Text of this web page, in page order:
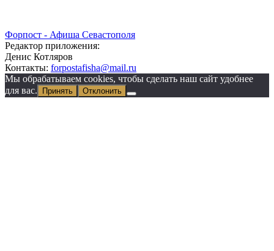
Форпост - Афиша Севастополя
Редактор приложения:
Денис Котляров
Контакты: forpostafisha@mail.ru
Мы обрабатываем cookies, чтобы сделать наш сайт удобнее
для вас.
Принять Отклонить